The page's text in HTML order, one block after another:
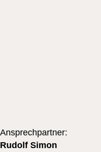
Ansprechpartner:
Rudolf Simon